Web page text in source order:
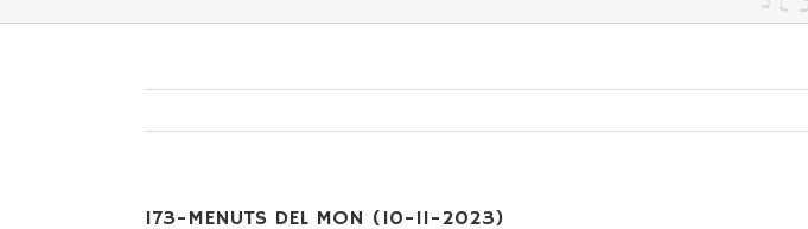
173-MENUTS DEL MON (10-11-2023)